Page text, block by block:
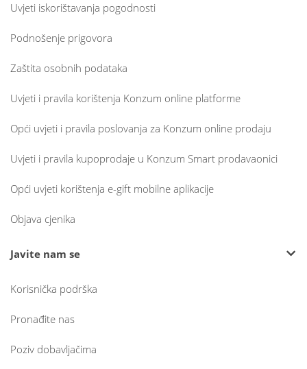
Uvjeti iskorištavanja pogodnosti
Podnošenje prigovora
Zaštita osobnih podataka
Uvjeti i pravila korištenja Konzum online platforme
Opći uvjeti i pravila poslovanja za Konzum online prodaju
Uvjeti i pravila kupoprodaje u Konzum Smart prodavaonici
Opći uvjeti korištenja e-gift mobilne aplikacije
Objava cjenika
Javite nam se
Korisnička podrška
Pronađite nas
Poziv dobavljačima